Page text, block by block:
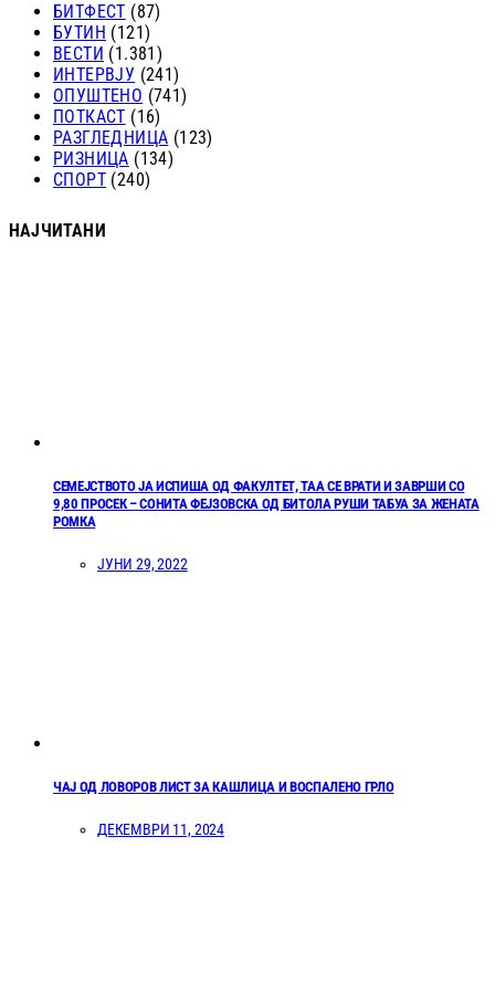
БИТФЕСТ (87)
БУТИН (121)
ВЕСТИ (1.381)
ИНТЕРВЈУ (241)
ОПУШТЕНО (741)
ПОТКАСТ (16)
РАЗГЛЕДНИЦА (123)
РИЗНИЦА (134)
СПОРТ (240)
НАЈЧИТАНИ
СЕМЕЈСТВОТО ЈА ИСПИША ОД ФАКУЛТЕТ, ТАА СЕ ВРАТИ И ЗАВРШИ СО
9,80 ПРОСЕК – СОНИТА ФЕЈЗОВСКА ОД БИТОЛА РУШИ ТАБУА ЗА ЖЕНАТА
РОМКА
ЈУНИ 29, 2022
ЧАЈ ОД ЛОВОРОВ ЛИСТ ЗА КАШЛИЦА И ВОСПАЛЕНО ГРЛО
ДЕКЕМВРИ 11, 2024